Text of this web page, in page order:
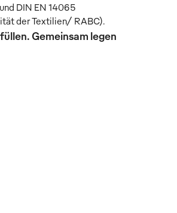
DIN EN 14065
der Textilien/ RABC).
Gemeinsam legen